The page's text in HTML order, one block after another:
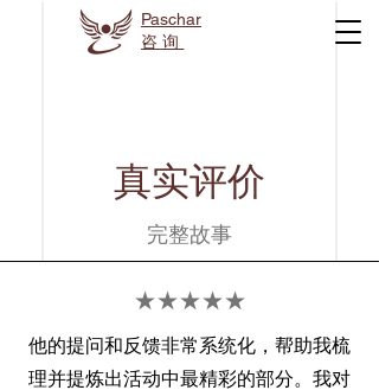
Paschar
咨询
​真实评价
完整故事
★★★★★
他的提问和反馈非常系统化，帮助我梳
理并提炼出活动中最精彩的部分。我对